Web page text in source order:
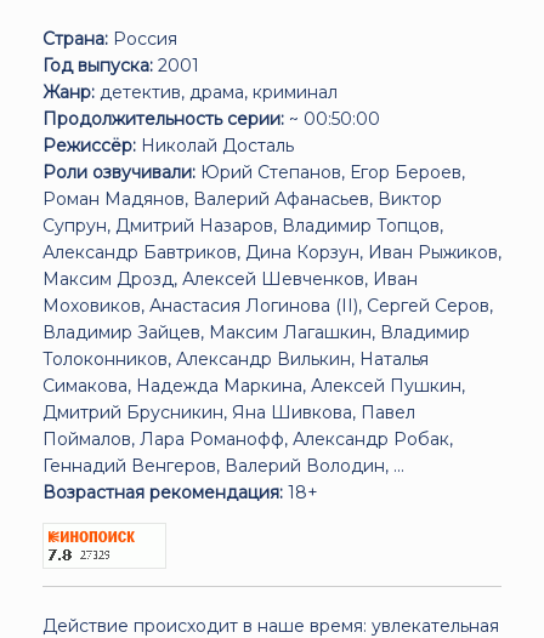
Страна: Россия
Год выпуска: 2001
Жанр: детектив, драма, криминал
Продолжительность серии: ~ 00:50:00
Режиссёр: Николай Досталь
Роли озвучивали: Юрий Степанов, Егор Бероев,
Роман Мадянов, Валерий Афанасьев, Виктор
Супрун, Дмитрий Назаров, Владимир Топцов,
Александр Бавтриков, Дина Корзун, Иван Рыжиков,
Максим Дрозд, Алексей Шевченков, Иван
Моховиков, Анастасия Логинова (II), Сергей Серов,
Владимир Зайцев, Максим Лагашкин, Владимир
Толоконников, Александр Вилькин, Наталья
Симакова, Надежда Маркина, Алексей Пушкин,
Дмитрий Брусникин, Яна Шивкова, Павел
Поймалов, Лара Романофф, Александр Робак,
Геннадий Венгеров, Валерий Володин, ...
Возрастная рекомендация: 18+
Действие происходит в наше время: увлекательная